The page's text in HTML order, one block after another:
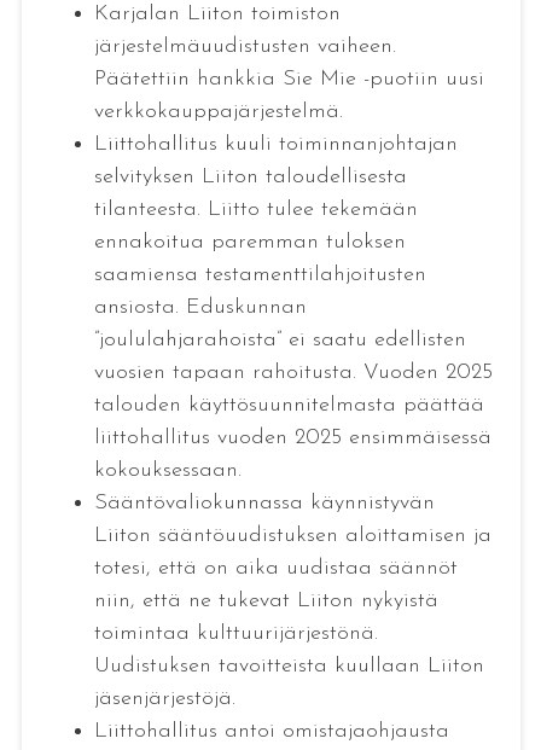
Karjalan Liiton toimiston
järjestelmäuudistusten vaiheen.
Päätettiin hankkia Sie Mie -puotiin uusi
verkkokauppajärjestelmä.
Liittohallitus kuuli toiminnanjohtajan
selvityksen Liiton taloudellisesta
tilanteesta. Liitto tulee tekemään
ennakoitua paremman tuloksen
saamiensa testamenttilahjoitusten
ansiosta. Eduskunnan
”joululahjarahoista” ei saatu edellisten
vuosien tapaan rahoitusta. Vuoden 2025
talouden käyttösuunnitelmasta päättää
liittohallitus vuoden 2025 ensimmäisessä
kokouksessaan.
Sääntövaliokunnassa käynnistyvän
Liiton sääntöuudistuksen aloittamisen ja
totesi, että on aika uudistaa säännöt
niin, että ne tukevat Liiton nykyistä
toimintaa kulttuurijärjestönä.
Uudistuksen tavoitteista kuullaan Liiton
jäsenjärjestöjä.
Liittohallitus antoi omistajaohjausta